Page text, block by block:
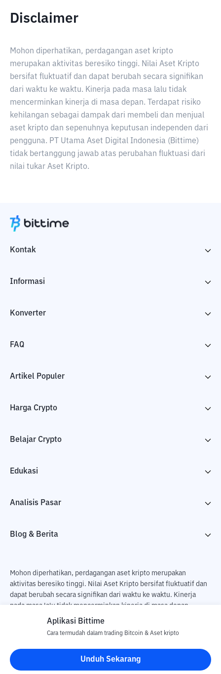
Disclaimer
Mohon diperhatikan, perdagangan aset kripto
merupakan aktivitas beresiko tinggi. Nilai Aset Kripto
bersifat fluktuatif dan dapat berubah secara signifikan
dari waktu ke waktu. Kinerja pada masa lalu tidak
mencerminkan kinerja di masa depan. Terdapat risiko
kehilangan sebagai dampak dari membeli dan menjual
aset kripto dan sepenuhnya keputusan independen dari
pengguna. PT Utama Aset Digital Indonesia (Bittime)
tidak bertanggung jawab atas perubahan fluktuasi dari
nilai tukar Aset Kripto.
Kontak
Informasi
Konverter
FAQ
Artikel Populer
Harga Crypto
Belajar Crypto
Edukasi
Analisis Pasar
Blog & Berita
Mohon diperhatikan, perdagangan aset kripto merupakan
aktivitas beresiko tinggi. Nilai Aset Kripto bersifat fluktuatif dan
dapat berubah secara signifikan dari waktu ke waktu. Kinerja
pada masa lalu tidak mencerminkan kinerja di masa depan.
Terdapat risiko kehilangan sebagai dampak dari membeli dan
pengguna. PT Utama Aset Digital Indonesia (Bittime) tidak
bertanggung jawab atas perubahan fluktuasi dari nilai tukar Aset
Kripto.
Aplikasi Bittime
Cara termudah dalam trading Bitcoin & Aset kripto
Unduh Sekarang